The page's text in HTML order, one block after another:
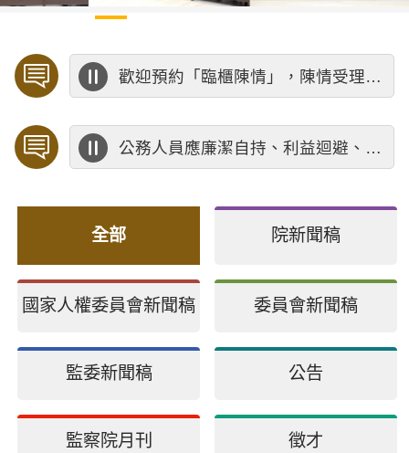
歡迎預約「臨櫃陳情」，陳情受理中心將優先排定人員與您接談，釐清案情爭點後收案處理，以節省您的寶貴時間。
公務人員應廉潔自持、利益迴避、依法公正執行公務～考試院公務人員保障暨培訓委員會～
全部 院新聞稿
國家人權委員會新聞稿 委員會新聞稿
監委新聞稿 公告
監察院月刊 徵才